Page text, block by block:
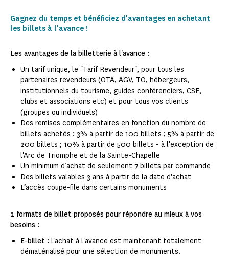
Gagnez du temps et bénéficiez d'avantages en achetant
les billets à l'avance !
Les avantages de la billetterie à l'avance :
Un tarif unique, le "Tarif Revendeur", pour tous les
partenaires revendeurs (OTA, AGV, TO, hébergeurs,
institutionnels du tourisme, guides conférenciers, CSE,
clubs et associations etc) et pour tous vos clients
(groupes ou individuels)
Des remises complémentaires en fonction du nombre de
billets achetés : 3% à partir de 100 billets ; 5% à partir de
200 billets ; 10% à partir de 500 billets - à l'exception de
l'Arc de Triomphe et de la Sainte-Chapelle
Un minimum d’achat de seulement 7 billets par commande​
Des billets valables 3 ans à partir de la date d'achat
L’accès coupe-file dans certains monuments​
2 formats de billet proposés pour répondre au mieux à vos
besoins :
E-billet : l'achat à l'avance est maintenant totalement
dématérialisé pour une sélection de monuments.